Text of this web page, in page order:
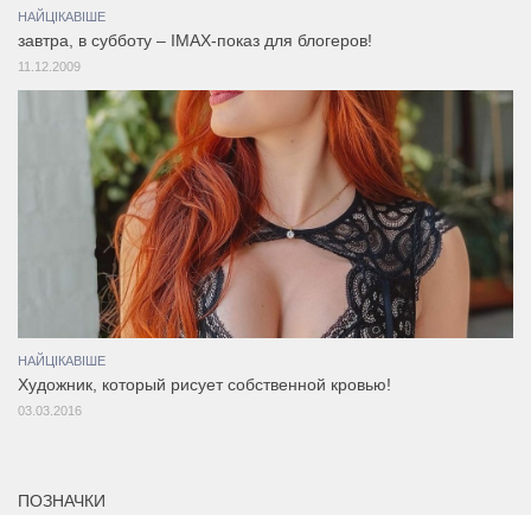
НАЙЦІКАВІШЕ
завтра, в субботу – IMAX-показ для блогеров!
11.12.2009
НАЙЦІКАВІШЕ
Художник, который рисует собственной кровью!
03.03.2016
ПОЗНАЧКИ